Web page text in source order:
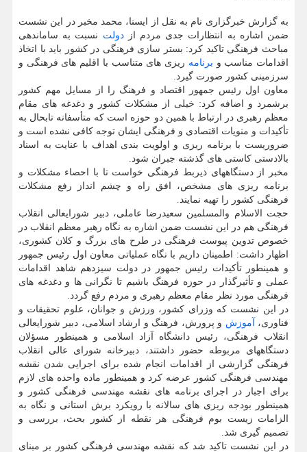
به گزارش خبرگزاری نام به نقل از ایسنا، محمد مخبر در این نشست
ضمن اشاره به انتظارات جدی مردم ازدولت نسبت به ساماندهی
مباحث فرهنگی تاکید کرد: بستر سازی فرهنگی در کشور باید با اتخاذ
اقدامات مناسب و برنامه ریزی های متناسب با اقلیم های فرهنگی و
سرزمینی کشور صورت گیرد.
معاون اول رئیس جمهور اقتصاد و فرهنگ را از مسایل مهم کشور
برشمرد و اضافه کرد: خیلی از مشکلات کشور و دغدغه های مقام
معظم رهبری در ارتباط با همین دو حوزه است که متأسفانه تابحال به
تأکیدات و منویات اقتصادی و فرهنگی ایشان توجه کافی نشده است و
ضروریست با برنامه ریزی و اولویت بندی اهداف با عنایت به اسناد
بالادستی کاستی های گذشته جبران شود.
مخبر از دستگاههای ذیربط فرهنگی خواست تا با احصاء مشکلات و
برنامه ریزی های مشخص، افق راه و چشم انداز رفع مشکلات
فرهنگی کشور را تهیه نمایند.
حجت الاسلام والمسلمین سعیدرضا عاملی، دبیر شورایعالی انقلاب
فرهنگی هم در این نشست ضمن اشاره به نگاه رهبر معظم انقلاب در
خصوص تدوین پیوست فرهنگی در طرح های بزرگ و کلان کشوری،
اظهار داشت: اطمینان داریم با نگاه عملیاتی معاون اول رئیس جمهور
و همینطور تأکیدات رئیس جمهور در دولت سیزدهم شاهد اقدامات
عملی و تأثیرگذار در حوزه فرهنگ باشیم تا نگرانی ها و دغدغه های
فرهنگی مورد نظر مقام معظم رهبری و مردم رفع گردد.
در این نشست که وزرای کشور، ورزش و جوانان، علوم تحقیقات و
فناوری، آموزش و پرورش، فرهنگ و ارشاد اسلامی، دبیر شورایعالی
انقلاب فرهنگی، رئیس دانشگاه آزاد اسلامی و همینطور مسؤلان
دستگاههای مربوطه حضور داشتند، دبیرخانه شورای عالی انقلاب
فرهنگی گزارشی از اقدامات انجام شده برای اجرایی شدن نقشه
مهندسی فرهنگی کشور عرضه کرد و همینطور ماده واحده های لازم
برای اجبار در اجرای برنامه های نقشه مهندسی فرهنگی کشور و
همینطور بودجه ریزی های سالانه با رویکرد برش استانی و نگاه به
الزامات زیست بوم فرهنگی هر نقطه از کشور بحث، بررسی و
تصمیم گیری شد.
در این نشست تاکید شد که نقشه مهندسی فرهنگی کشور بر مبنای